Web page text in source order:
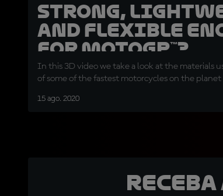
Strong,
and flexible
for MotoGP™?
In this 3D video we take a look at the materials
of some of the fastest motorcycles on the planet
15 ago. 2020